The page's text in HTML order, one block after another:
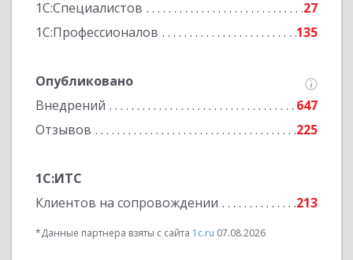
1С:Специалистов
27
1С:Профессионалов
135
Опубликовано
Внедрений
647
Отзывов
225
1С:ИТС
Клиентов на сопровождении
213
*Данные партнера взяты с сайта 1c.ru 07.08.2026